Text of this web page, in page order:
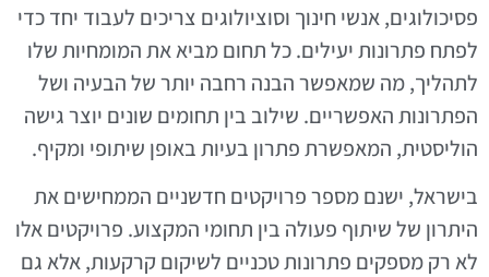
פסיכולוגים, אנשי חינוך וסוציולוגים צריכים לעבוד יחד כדי
לפתח פתרונות יעילים. כל תחום מביא את המומחיות שלו
לתהליך, מה שמאפשר הבנה רחבה יותר של הבעיה ושל
הפתרונות האפשריים. שילוב בין תחומים שונים יוצר גישה
הוליסטית, המאפשרת פתרון בעיות באופן שיתופי ומקיף.
בישראל, ישנם מספר פרויקטים חדשניים הממחישים את
היתרון של שיתוף פעולה בין תחומי המקצוע. פרויקטים אלו
לא רק מספקים פתרונות טכניים לשיקום קרקעות, אלא גם